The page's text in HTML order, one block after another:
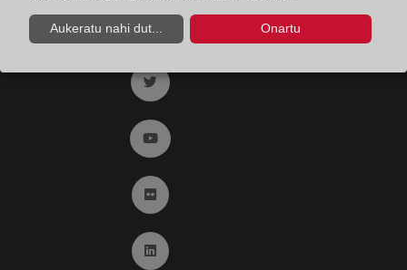
Ir a facebook (abre en ventana nueva)
Ir a twitter (abre en ventana nueva)
Ir a YouTube (abre en ventana nueva)
Ir a Flickr (abre en ventana nueva)
Ir a Linkedin (abre en ventana nueva)
Aukeratu nahi dut... Onartu